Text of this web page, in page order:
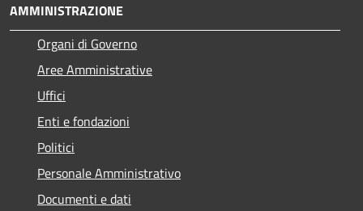
AMMINISTRAZIONE
Organi di Governo
Aree Amministrative
Uffici
Enti e fondazioni
Politici
Personale Amministrativo
Documenti e dati